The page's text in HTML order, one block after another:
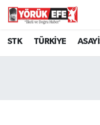
STK TÜRKİYE
Aydın Nöbetçi